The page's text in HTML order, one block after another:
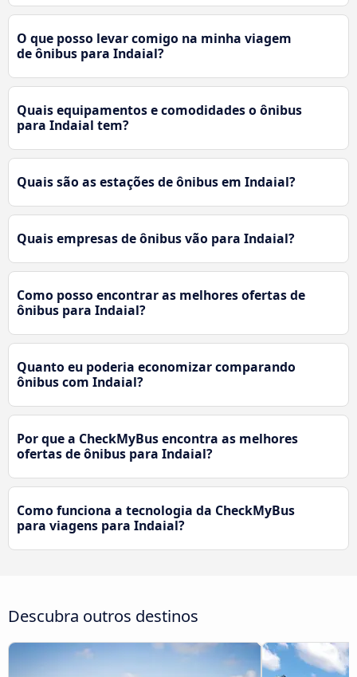
O que posso levar comigo na minha viagem
de ônibus para Indaial?
Quais equipamentos e comodidades o ônibus
para Indaial tem?
Quais são as estações de ônibus em Indaial?
Quais empresas de ônibus vão para Indaial?
Como posso encontrar as melhores ofertas de
ônibus para Indaial?
Quanto eu poderia economizar comparando
ônibus com Indaial?
Por que a CheckMyBus encontra as melhores
ofertas de ônibus para Indaial?
Como funciona a tecnologia da CheckMyBus
para viagens para Indaial?
Descubra outros destinos